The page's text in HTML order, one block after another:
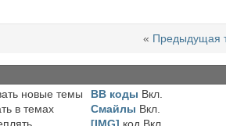
« Предыдущая
новые темы
в темах
BB коды Вкл.
Смайлы Вкл.